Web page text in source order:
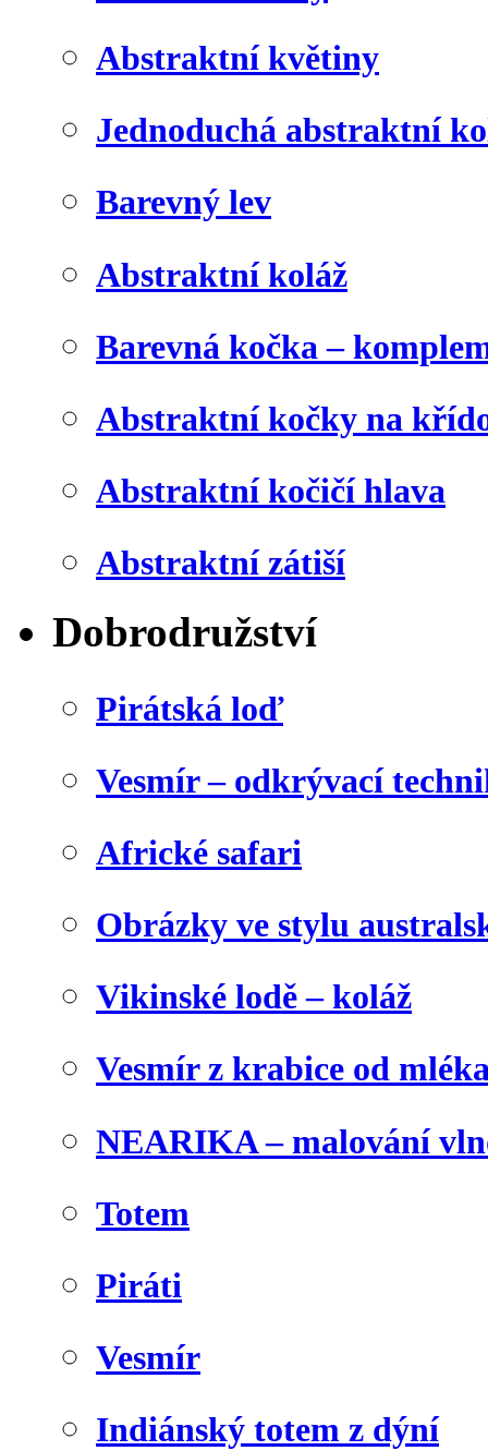
Abstraktní květiny
Jednoduchá abstraktní
Barevný lev
Abstraktní koláž
Barevná kočka –
Abstraktní kočky na
Abstraktní kočičí hlava
Abstraktní zátiší
Dobrodružství
Pirátská loď
Vesmír – odkrývací
Africké safari
Obrázky ve stylu
Vikinské lodě – koláž
Vesmír z krabice od
NEARIKA – malování
Totem
Piráti
Vesmír
Indiánský totem z dýní